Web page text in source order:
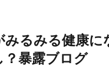
みるみる健康に
暴露ブログ